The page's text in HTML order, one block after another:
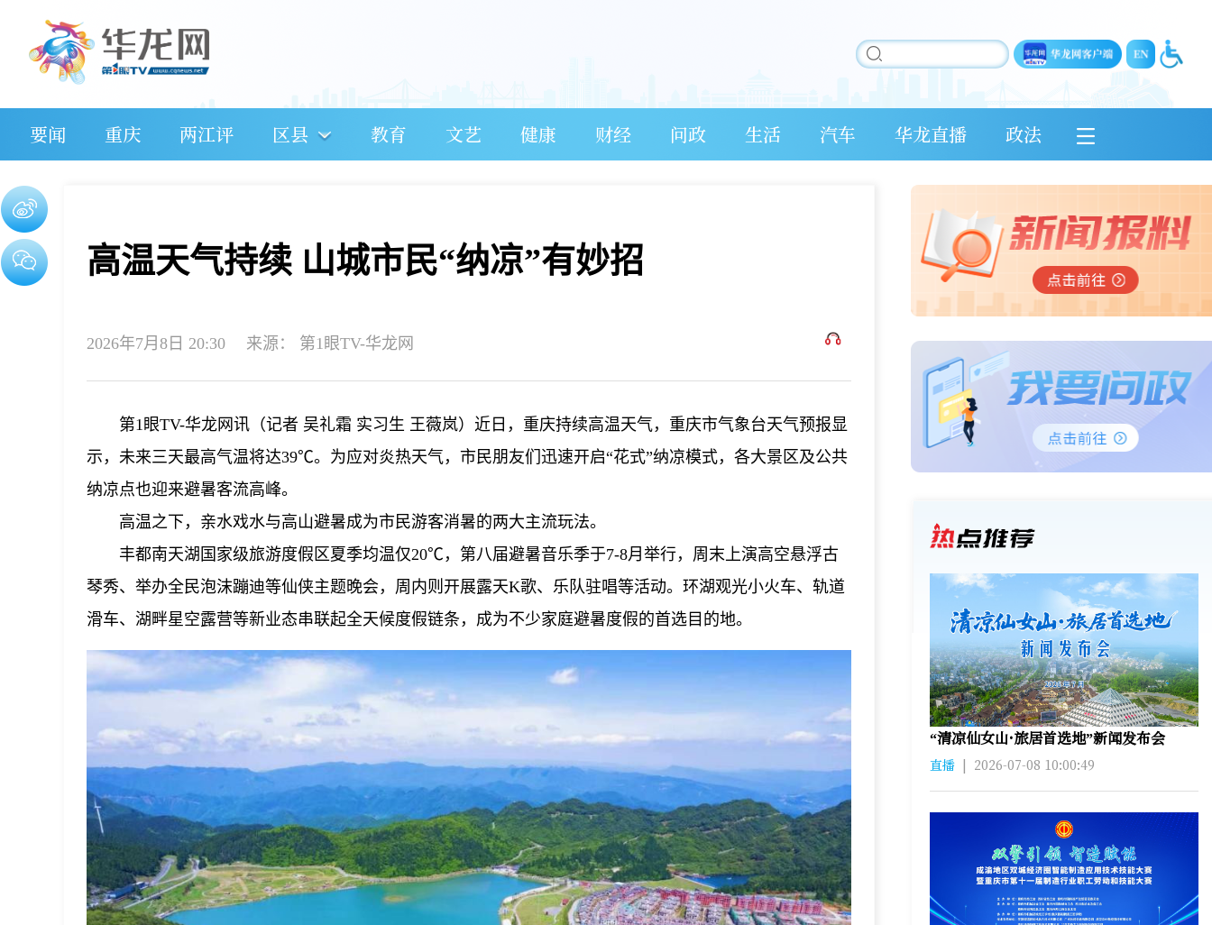
要闻 重庆 两江评 区县 教育 文艺 健康 财经 问政 生活 汽车 华龙直播 政法
高温天气持续 山城市民“纳凉”有妙招
2026年7月8日 20:30 来源： 第1眼TV-华龙网
第1眼TV-华龙网讯（记者 吴礼霜 实习生 王薇岚）近日，重庆持续高温天气，重庆市气象台天气预报显
示，未来三天最高气温将达39℃。为应对炎热天气，市民朋友们迅速开启“花式”纳凉模式，各大景区及公共
纳凉点也迎来避暑客流高峰。
高温之下，亲水戏水与高山避暑成为市民游客消暑的两大主流玩法。
丰都南天湖国家级旅游度假区夏季均温仅20℃，第八届避暑音乐季于7-8月举行，周末上演高空悬浮古
琴秀、举办全民泡沫蹦迪等仙侠主题晚会，周内则开展露天K歌、乐队驻唱等活动。环湖观光小火车、轨道
滑车、湖畔星空露营等新业态串联起全天候度假链条，成为不少家庭避暑度假的首选目的地。
“清凉仙女山·旅居首选地”新闻发布会
直播 | 2026-07-08 10:00:49